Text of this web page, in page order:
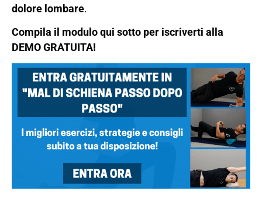
dolore lombare.
Compila il modulo qui sotto per iscriverti alla
DEMO GRATUITA!